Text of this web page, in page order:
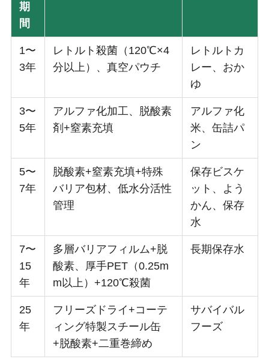
期
間
1〜
3年
レトルト殺菌（120℃×4
分以上）、真空パウチ
レトルトカ
レー、おか
ゆ
3〜
5年
アルファ化加工、脱酸素
剤+窒素充填
アルファ化
米、缶詰パ
ン
5〜
7年
脱酸素+窒素充填+特殊
バリア包材、低水分活性
管理
保存ビスケ
ット、よう
かん、保存
水
7〜
15
年
多層バリアフィルム+脱
酸素、厚手PET（0.25m
m以上）+120℃殺菌
長期保存水
25
年
フリーズドライ+コーテ
ィング特製スチール缶
+脱酸素+二重巻締め
サバイバル
フーズ